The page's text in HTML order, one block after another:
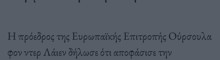
Η πρόεδρος της Ευρωπαϊκής Επιτροπής Ούρσουλα
φον ντερ Λάιεν δήλωσε ότι αποφάσισε την